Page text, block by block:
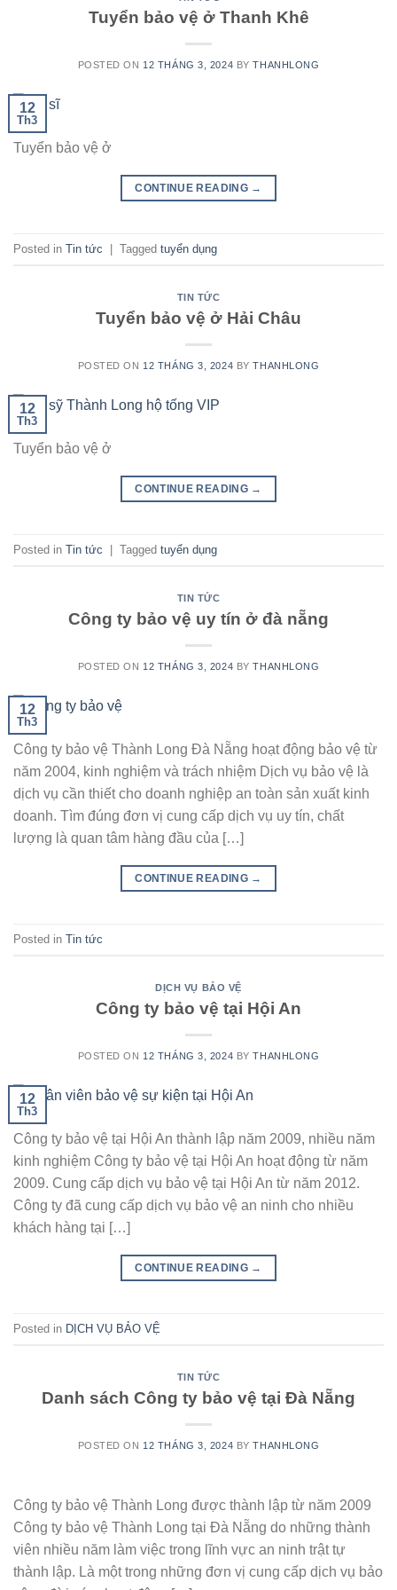
Tuyển bảo vệ ở Thanh Khê
POSTED ON 12 THÁNG 3, 2024 BYTHANHLONG
12
Th3
Tuyển bảo vệ ở
CONTINUE READING →
Posted in Tin tức Tagged tuyển dụng
TIN TỨC
Tuyển bảo vệ ở Hải Châu
POSTED ON 12 THÁNG 3, 2024 BYTHANHLONG
12
Th3
Tuyển bảo vệ ở
CONTINUE READING →
Posted in Tin tức | Tagged tuyển dụng
TIN TỨC
Công ty bảo vệ uy tín ở đà nẵng
POSTED ON 12 THÁNG 3, 2024 BYTHANHLONG
12
Th3
Công ty bảo vệ Thành Long Đà Nẵng hoạt động bảo vệ từ
năm 2004, kinh nghiệm và trách nhiệm Dịch vụ bảo vệ là
dịch vụ cần thiết cho doanh nghiệp an toàn sản xuất kinh
doanh. Tìm đúng đơn vị cung cấp dịch vụ uy tín, chất
lượng là quan tâm hàng đầu của […]
CONTINUE READING →
Posted in Tin tức
DỊCH VỤ BẢO VỆ
Công ty bảo vệ tại Hội An
POSTED ON 12 THÁNG 3, 2024 BYTHANHLONG
12
Th3
Công ty bảo vệ tại Hội An thành lập năm 2009, nhiều năm
kinh nghiệm Công ty bảo vệ tại Hội An hoạt động từ năm
2009. Cung cấp dịch vụ bảo vệ tại Hội An từ năm 2012.
Công ty đã cung cấp dịch vụ bảo vệ an ninh cho nhiều
khách hàng tại […]
CONTINUE READING →
Posted in DỊCH VỤ BẢO VỆ
TIN TỨC
Danh sách Công ty bảo vệ tại Đà Nẵng
POSTED ON 12 THÁNG 3, 2024 BYTHANHLONG
Công ty bảo vệ Thành Long được thành lập từ năm 2009
Công ty bảo vệ Thành Long tại Đà Nẵng do những thành
viên nhiều năm làm việc trong lĩnh vực an ninh trật tự
thành lập. Là một trong những đơn vị cung cấp dịch vụ bảo